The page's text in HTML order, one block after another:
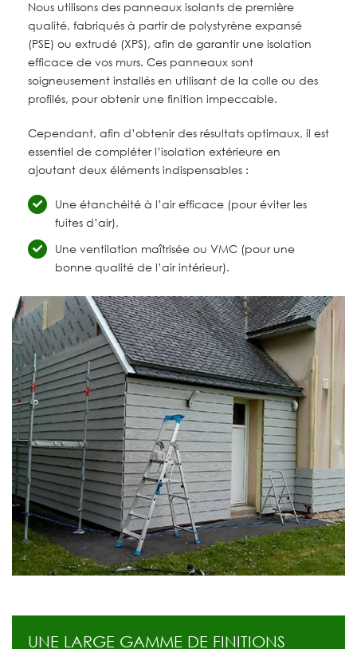
Nous utilisons des panneaux isolants de première
qualité, fabriqués à partir de polystyrène expansé
(PSE) ou extrudé (XPS), afin de garantir une isolation
efficace de vos murs. Ces panneaux sont
soigneusement installés en utilisant de la colle ou des
profilés, pour obtenir une finition impeccable.
Cependant, afin d’obtenir des résultats optimaux, il est
essentiel de compléter l’isolation extérieure en
ajoutant deux éléments indispensables :
Une étanchéité à l’air efficace (pour éviter les
fuites d’air),
Une ventilation maîtrisée ou VMC (pour une
bonne qualité de l’air intérieur).
UNE LARGE GAMME DE FINITIONS